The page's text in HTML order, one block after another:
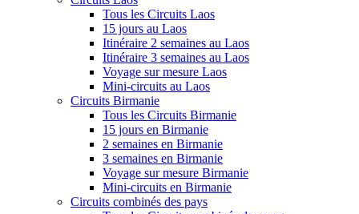
Tous les Circuits Laos
15 jours au Laos
Itinéraire 2 semaines au Laos
Itinéraire 3 semaines au Laos
Voyage sur mesure Laos
Mini-circuits au Laos
Circuits Birmanie
Tous les Circuits Birmanie
15 jours en Birmanie
2 semaines en Birmanie
3 semaines en Birmanie
Voyage sur mesure Birmanie
Mini-circuits en Birmanie
Circuits combinés des pays